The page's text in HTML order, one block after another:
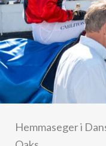
Hemmaseger i